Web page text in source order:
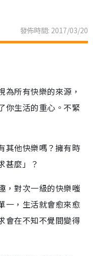
發佈時間: 2017/03/20
為所有快樂的來源，
你生活的重心。不緊
其他快樂嗎？擁有時
甚麼」？
，對次一級的快樂嗤
一，生活就會愈來愈
會在不知不覺間變得